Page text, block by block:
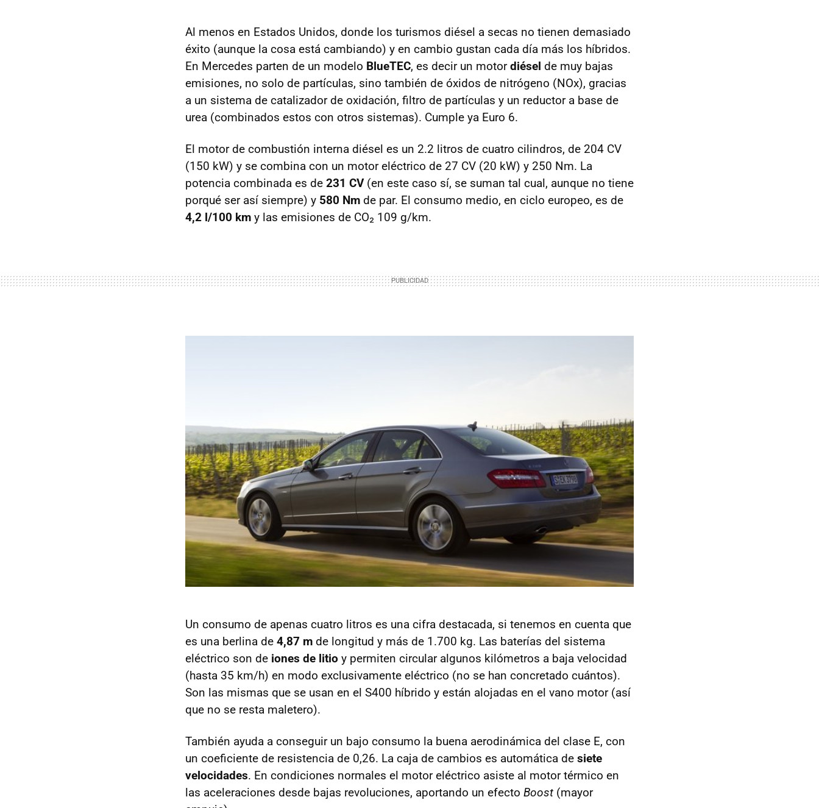
Al menos en Estados Unidos, donde los turismos diésel a secas no tienen demasiado
éxito (aunque la cosa está cambiando) y en cambio gustan cada día más los híbridos.
En Mercedes parten de un modelo BlueTEC, es decir un motordiésel de muy bajas
emisiones, no solo de partículas, sino también de óxidos de nitrógeno (NOx), gracias
a un sistema de catalizador de oxidación, filtro de partículas y un reductor a base de
urea (combinados estos con otros sistemas). Cumple ya Euro 6.
El motor de combustión interna diésel es un 2.2 litros de cuatro cilindros, de 204 CV
(150 kW) y se combina con un motor eléctrico de 27 CV (20 kW) y 250 Nm. La
potencia combinada es de 231 CV(en este caso sí, se suman tal cual, aunque no tiene
porqué ser así siempre) y 580 Nm de par. El consumo medio, en ciclo europeo, es de
4,2 l/100 km y las emisiones de CO₂ 109 g/km.
Un consumo de apenas cuatro litros es una cifra destacada, si tenemos en cuenta que
es una berlina de 4,87 m de longitud y más de 1.700 kg. Las baterías del sistema
eléctrico son de iones de litio y permiten circular algunos kilómetros a baja velocidad
(hasta 35 km/h) en modo exclusivamente eléctrico (no se han concretado cuántos).
Son las mismas que se usan en el S400 híbrido y están alojadas en el vano motor (así
que no se resta maletero).
También ayuda a conseguir un bajo consumo la buena aerodinámica del clase E, con
un coeficiente de resistencia de 0,26. La caja de cambios es automática de siete
velocidades. En condiciones normales el motor eléctrico asiste al motor térmico en
las aceleraciones desde bajas revoluciones, aportando un efecto Boost (mayor